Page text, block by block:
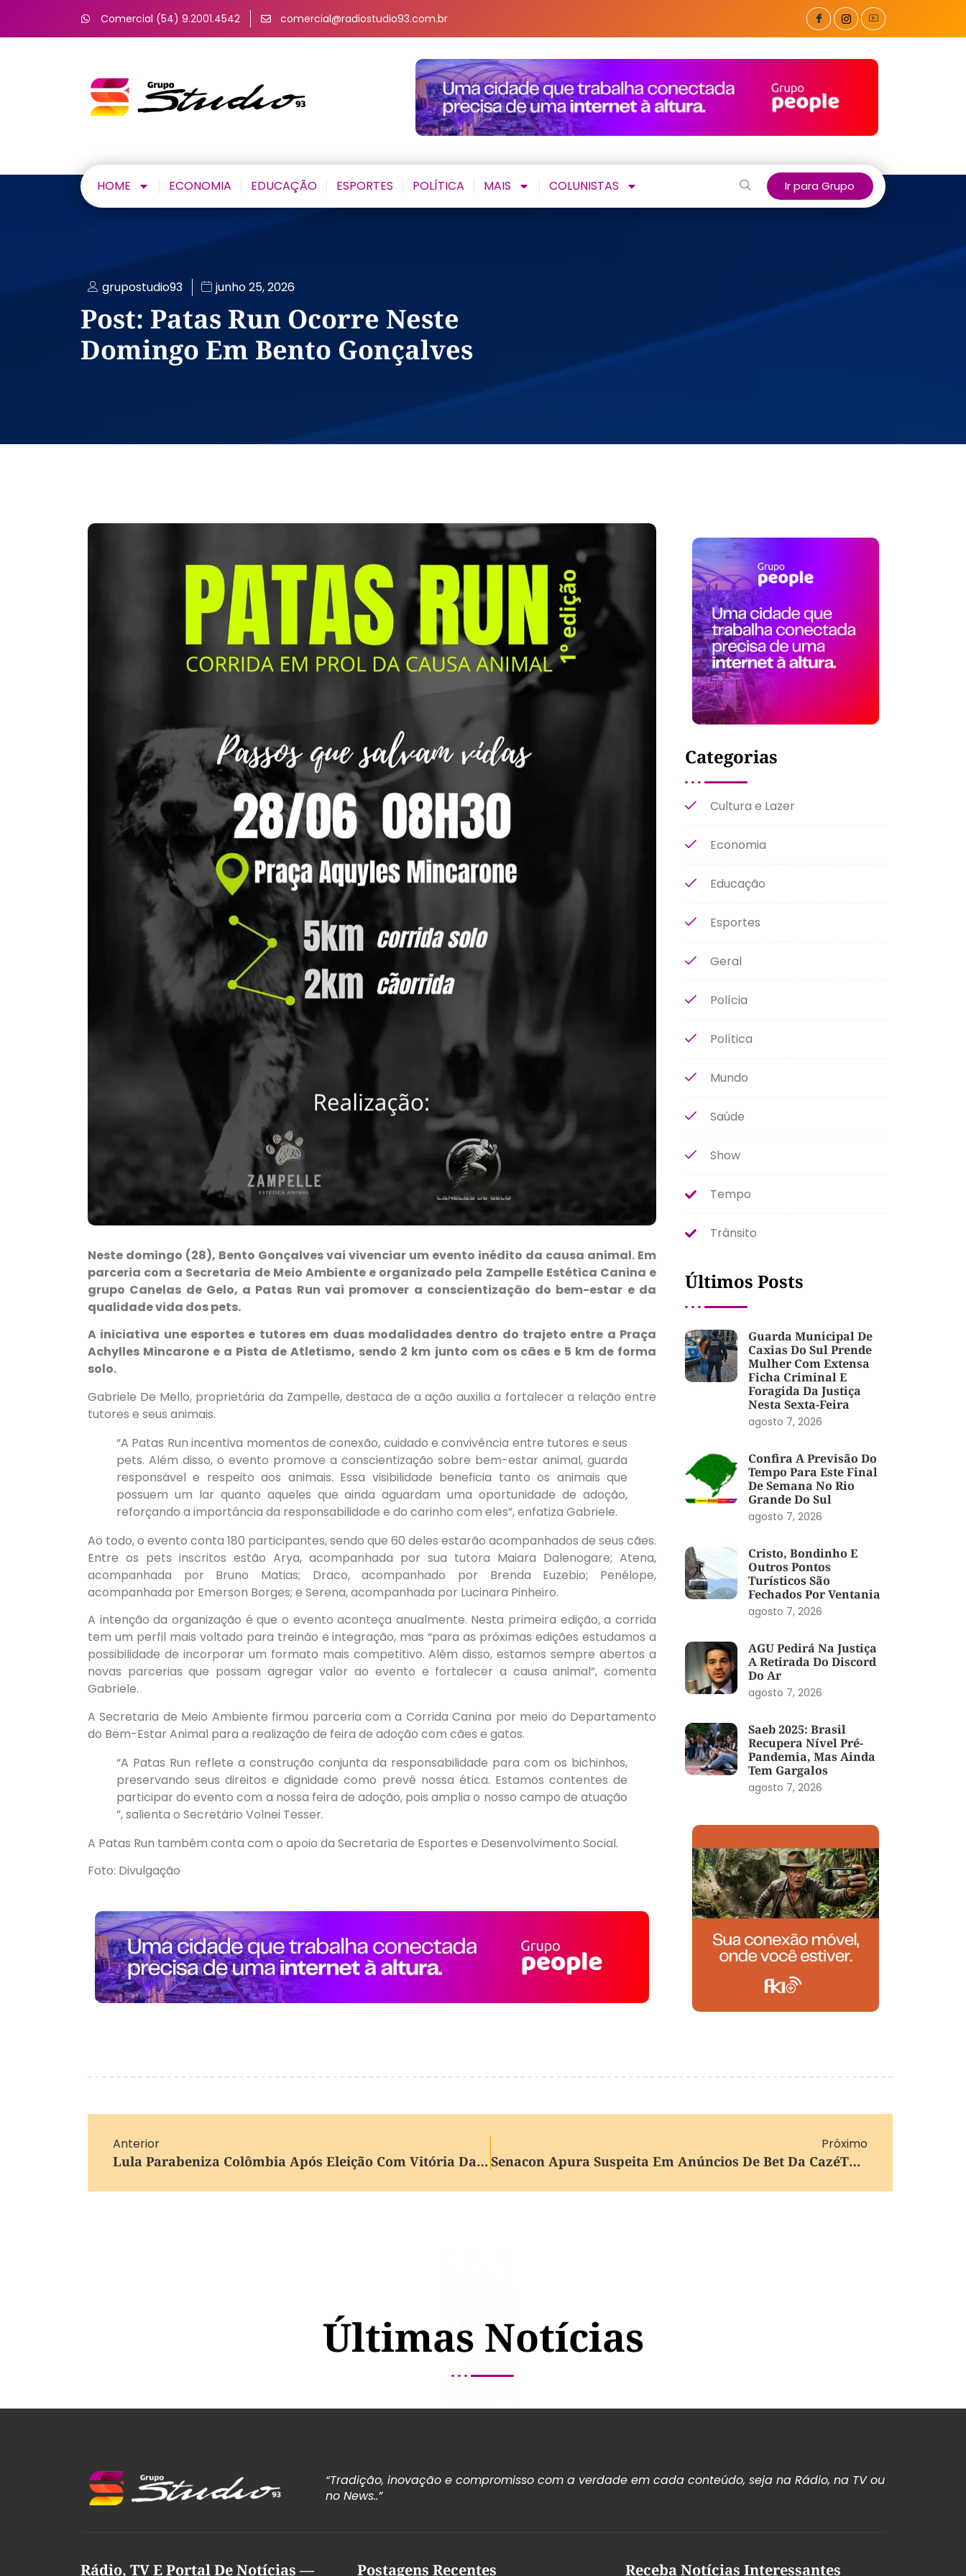
Comercial (54) 9.2001.4542 comercial@radiostudio93.com.br
HOME ECONOMIA EDUCAÇÃO ESPORTES POLÍTICA MAIS COLUNISTAS Ir para Grupo
grupostudio93 junho 25, 2026
Post: Patas Run Ocorre Neste
Domingo Em Bento Gonçalves
Neste domingo (28), Bento Gonçalves vai vivenciar um evento inédito da causa animal. Em
parceria com a Secretaria de Meio Ambiente e organizado pela Zampelle Estética Canina e
grupo Canelas de Gelo, a Patas Run vai promover a conscientização do bem-estar e da
qualidade vida dos pets.
A iniciativa une esportes e tutores em duas modalidades dentro do trajeto entre a Praça
Achylles Mincarone e a Pista de Atletismo, sendo 2 km junto com os cães e 5 km de forma
solo.
Gabriele De Mello, proprietária da Zampelle, destaca de a ação auxilia a fortalecer a relação entre
tutores e seus animais.
“A Patas Run incentiva momentos de conexão, cuidado e convivência entre tutores e seus
pets. Além disso, o evento promove a conscientização sobre bem-estar animal, guarda
responsável e respeito aos animais. Essa visibilidade beneficia tanto os animais que
possuem um lar quanto aqueles que ainda aguardam uma oportunidade de adoção,
reforçando a importância da responsabilidade e do carinho com eles”, enfatiza Gabriele.
Ao todo, o evento conta 180 participantes, sendo que 60 deles estarão acompanhados de seus cães.
Entre os pets inscritos estão Arya, acompanhada por sua tutora Maiara Dalenogare; Atena,
acompanhada por Bruno Matias; Draco, acompanhado por Brenda Euzebio; Penélope,
acompanhada por Emerson Borges; e Serena, acompanhada por Lucinara Pinheiro.
A intenção da organização é que o evento aconteça anualmente. Nesta primeira edição, a corrida
tem um perfil mais voltado para treinão e integração, mas “para as próximas edições estudamos a
possibilidade de incorporar um formato mais competitivo. Além disso, estamos sempre abertos a
novas parcerias que possam agregar valor ao evento e fortalecer a causa animal”, comenta
Gabriele.
A Secretaria de Meio Ambiente firmou parceria com a Corrida Canina por meio do Departamento
do Bem-Estar Animal para a realização de feira de adoção com cães e gatos.
“A Patas Run reflete a construção conjunta da responsabilidade para com os bichinhos,
preservando seus direitos e dignidade como prevê nossa ética. Estamos contentes de
participar do evento com a nossa feira de adoção, pois amplia o nosso campo de atuação
”, salienta o Secretário Volnei Tesser.
A Patas Run também conta com o apoio da Secretaria de Esportes e Desenvolvimento Social.
Foto: Divulgação
Categorias
Cultura e Lazer
Economia
Educação
Esportes
Geral
Polícia
Política
Mundo
Saúde
Show
Tempo
Trânsito
Últimos Posts
Guarda Municipal De
Caxias Do Sul Prende
Mulher Com Extensa
Ficha Criminal E
Foragida Da Justiça
Nesta Sexta-Feira
agosto 7, 2026
Confira A Previsão Do
Tempo Para Este Final
De Semana No Rio
Grande Do Sul
agosto 7, 2026
Cristo, Bondinho E
Outros Pontos
Turísticos São
Fechados Por Ventania
agosto 7, 2026
AGU Pedirá Na Justiça
A Retirada Do Discord
Do Ar
agosto 7, 2026
Saeb 2025: Brasil
Recupera Nível Pré-
Pandemia, Mas Ainda
Tem Gargalos
agosto 7, 2026
Anterior
Lula Parabeniza Colômbia Após Eleição Com Vitória Da Direita
Próximo
Senacon Apura Suspeita Em Anúncios De Bet Da CazéTV Na Copa Do Mundo
Últimas Notícias
“Tradição, inovação e compromisso com a verdade em cada conteúdo, seja na Rádio, na TV ou
no News..”
Rádio, TV E Portal De Notícias — Postagens Recentes Receba Notícias Interessantes